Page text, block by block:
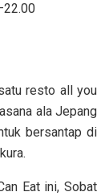
resto all you
ala Jepang
bersantap di
Eat ini, Sobat